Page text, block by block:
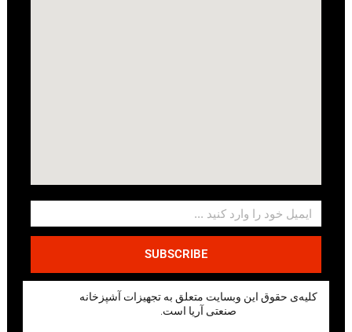
SUBSCRIBE
کلیه‌ی حقوق این وبسایت متعلق به تجهیزات آشپزخانه
صنعتی آریا است.